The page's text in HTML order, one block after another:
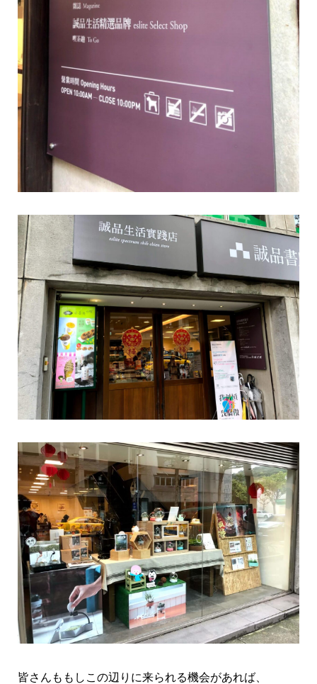
皆さんももしこの辺りに来られる機会があれば、